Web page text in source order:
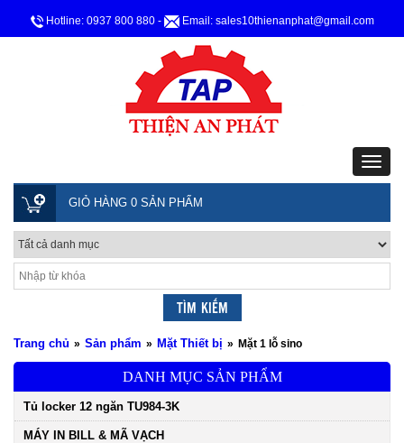
Hotline: 0937 800 880 - Email: sales10thienanphat@gmail.com
GIỎ HÀNG 0 SẢN PHẨM
Trang chủ » Sản phẩm » Mặt Thiết bị » Mặt 1 lỗ sino
DANH MỤC SẢN PHẨM
Tủ locker 12 ngăn TU984-3K
MÁY IN BILL & MÃ VẠCH